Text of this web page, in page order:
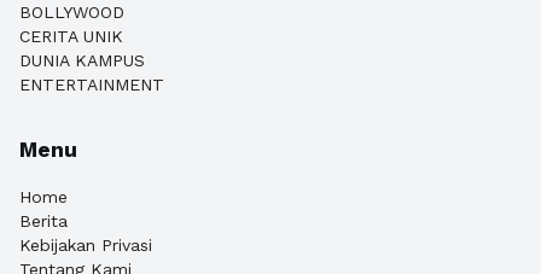
BOLLYWOOD
CERITA UNIK
DUNIA KAMPUS
ENTERTAINMENT
Menu
Home
Berita
Kebijakan Privasi
Tentang Kami